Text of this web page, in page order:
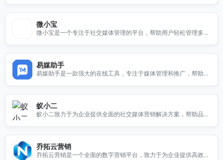
微小宝
微小宝是一个专注于社交媒体管理的平台，帮助用户轻松管理多个
可以快速制定社交媒体策略，优化内容效果，吸引更多的目标受
众。选择微小宝，让您的社交媒体运营变得更简单、更高效。
易媒助手
易媒助手是一款强大的在线工具，专注于媒体管理和推广，帮助用
蚁小二
蚁小二致力于为企业提供全面的社交媒体营销解决方案，帮助品牌
策略，助力企业实现更高的转化率和客户忠诚度。无论您是初创企
业还是成熟品牌，蚁小二都能为您量身定制适合的营销方案，让您
乔拓云营销
乔拓云营销是一个全面的数字营销平台，致力于为企业提供高效的